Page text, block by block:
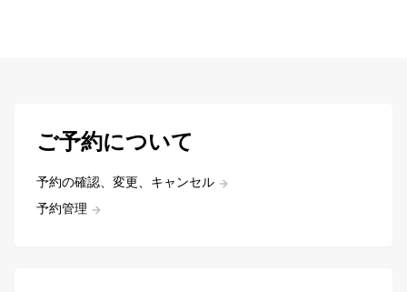
ご予約について
予約の確認、変更、キャンセル
予約管理